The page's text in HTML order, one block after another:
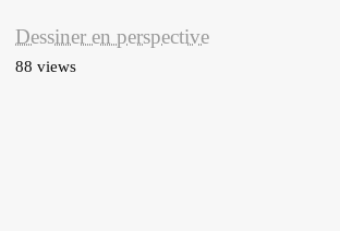
Dessiner en perspective
88 views